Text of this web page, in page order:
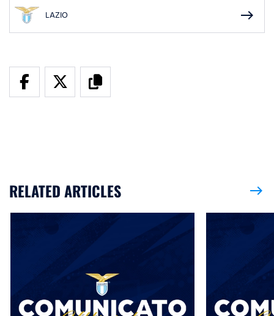
LAZIO east
RELATED ARTICLES east